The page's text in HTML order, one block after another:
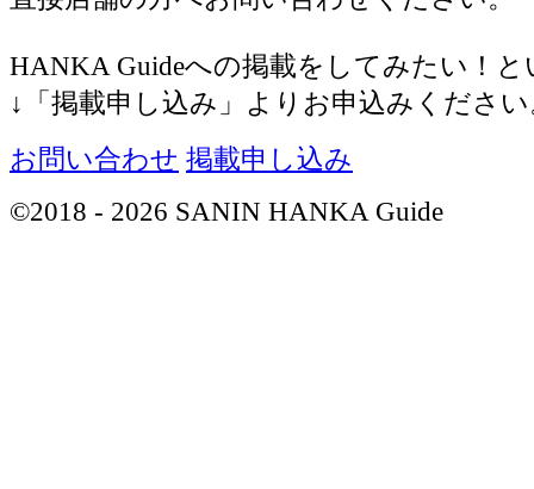
HANKA Guideへの掲載をしてみたい！と
↓「掲載申し込み」よりお申込みくださ
お問い合わせ 掲載申し込み
©2018 - 2026 SANIN HANKA Guide